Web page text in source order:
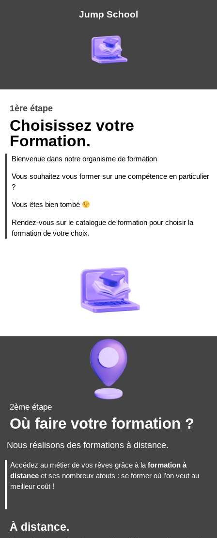
Jump School
1ère étape
Choisissez votre
Formation.
Bienvenue dans notre organisme de formation
Vous souhaitez vous former sur une compétence en particulier
?
Vous êtes bien tombé
Rendez-vous sur le catalogue de formation pour choisir la
formation de votre choix.
2ème étape
Où faire votre formation ?
Nous réalisons des formations à distance.
Accédez au métier de vos rêves grâce à la formation à
distance et ses nombreux atouts : se former où l’on veut au
meilleur coût !
À distance.